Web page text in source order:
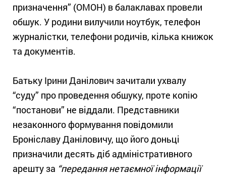
призначення” (ОМОН) в балаклавах провели
обшук. У родини вилучили ноутбук, телефон
журналістки, телефони родичів, кілька книжок
та документів.
Батьку Ірини Данілович зачитали ухвалу
“суду” про проведення обшуку, проте копію
“постанови” не віддали. Представники
незаконного формування повідомили
Броніславу Даніловичу, що його доньці
призначили десять діб адміністративного
арешту за “передання нетаємної інформації